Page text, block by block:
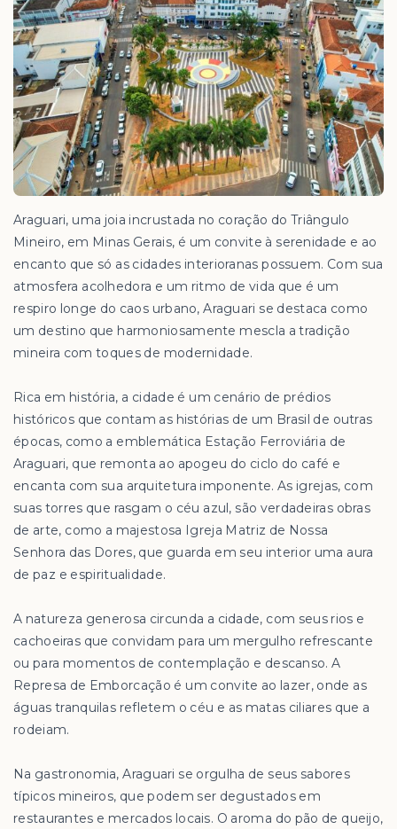
Araguari, uma joia incrustada no coração do Triângulo
Mineiro, em Minas Gerais, é um convite à serenidade e ao
encanto que só as cidades interioranas possuem. Com sua
atmosfera acolhedora e um ritmo de vida que é um
respiro longe do caos urbano, Araguari se destaca como
um destino que harmoniosamente mescla a tradição
mineira com toques de modernidade.
Rica em história, a cidade é um cenário de prédios
históricos que contam as histórias de um Brasil de outras
épocas, como a emblemática Estação Ferroviária de
Araguari, que remonta ao apogeu do ciclo do café e
encanta com sua arquitetura imponente. As igrejas, com
suas torres que rasgam o céu azul, são verdadeiras obras
de arte, como a majestosa Igreja Matriz de Nossa
Senhora das Dores, que guarda em seu interior uma aura
de paz e espiritualidade.
A natureza generosa circunda a cidade, com seus rios e
cachoeiras que convidam para um mergulho refrescante
ou para momentos de contemplação e descanso. A
Represa de Emborcação é um convite ao lazer, onde as
águas tranquilas refletem o céu e as matas ciliares que a
rodeiam.
Na gastronomia, Araguari se orgulha de seus sabores
típicos mineiros, que podem ser degustados em
restaurantes e mercados locais. O aroma do pão de queijo,